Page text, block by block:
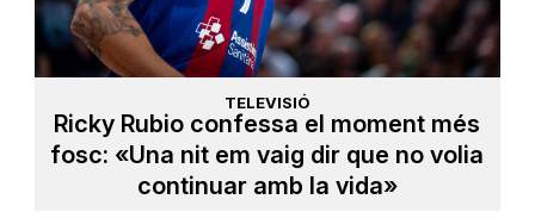
TELEVISIÓ
Ricky Rubio confessa el moment més
fosc: «Una nit em vaig dir que no volia
continuar amb la vida»